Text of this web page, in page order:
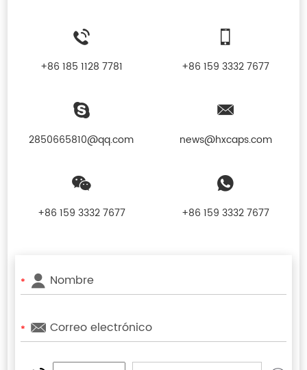
+86 185 1128 7781 +86 159 3332 7677
2850665810@qq.com news@hxcaps.com
+86 159 3332 7677 +86 159 3332 7677
*
*